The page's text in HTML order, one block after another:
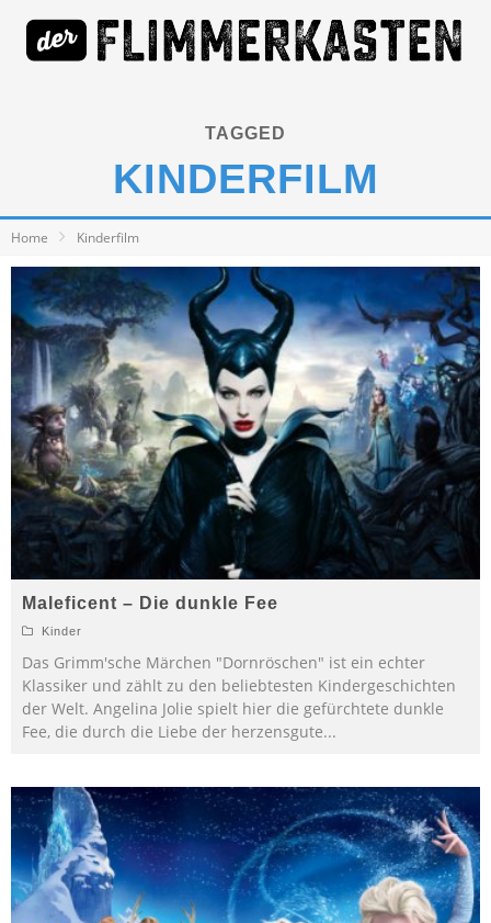
TAGGED
KINDERFILM
Home Kinderfilm
Maleficent – Die dunkle Fee
Kinder
Das Grimm'sche Märchen "Dornröschen" ist ein echter
Klassiker und zählt zu den beliebtesten Kindergeschichten
der Welt. Angelina Jolie spielt hier die gefürchtete dunkle
Fee, die durch die Liebe der herzensgute...